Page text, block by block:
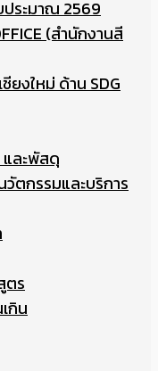
ระมาณ 2569
(สำนักงานสี
ยงใหม่ ด้าน SDG
และพัสดุ
ตกรรมและบริการ
ตร
กิน